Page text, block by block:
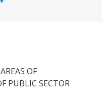
OF
PUBLIC SECTOR